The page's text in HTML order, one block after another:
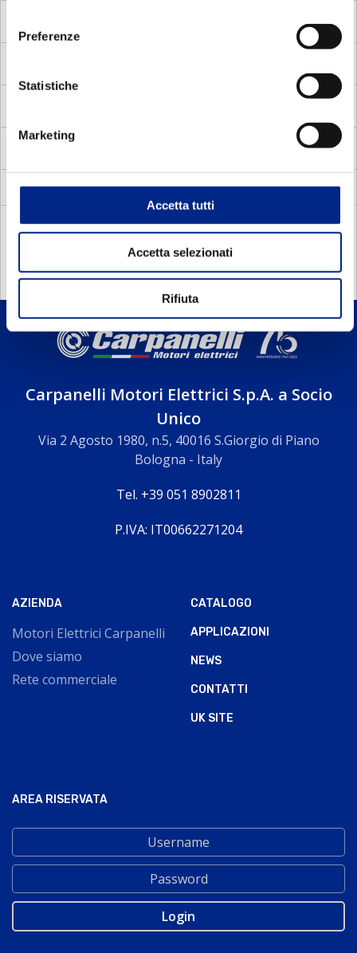
Preferenze
Statistiche
Marketing
Accetta tutti
Accetta selezionati
Rifiuta
Motori Elettrici Autofrenanti Asincroni Monofase
Motori Elettrici Vettoriali carcassa standard
DOCUMENTAZIONE
Carpanelli Motori Elettrici S.p.A. a Socio
Unico
Via 2 Agosto 1980, n.5, 40016 S.Giorgio di Piano
Bologna - Italy
Tel. +39 051 8902811
P.IVA: IT00662271204
AZIENDA
Motori Elettrici Carpanelli
Dove siamo
Rete commerciale
CATALOGO
APPLICAZIONI
NEWS
CONTATTI
UK SITE
AREA RISERVATA